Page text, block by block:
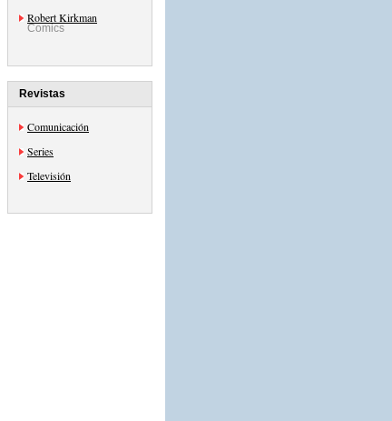
Robert Kirkman
Comics
Revistas
Comunicación
Series
Televisión